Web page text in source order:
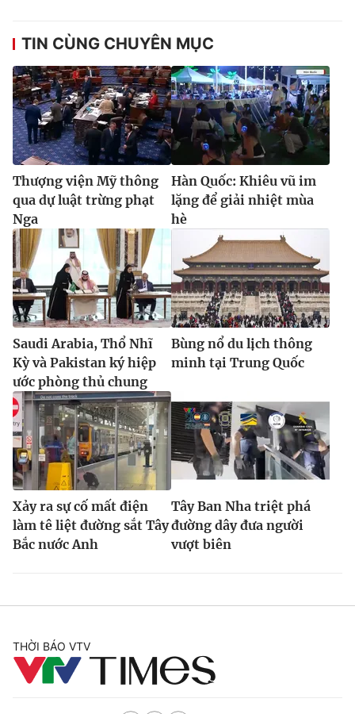
toasoan@vtv.vn
Liên hệ quảng cáo:024-7300.7108
® Cấm sao chép dưới mọi hình thức nếu không có sự chấp
thuận bằng văn bản. Ghi rõ nguồn VTV.vn khi phát hành lại
thông tin từ website này.
TIN CÙNG CHUYÊN MỤC
Thượng viện Mỹ thông
qua dự luật trừng phạt
Nga
Hàn Quốc: Khiêu vũ im
lặng để giải nhiệt mùa
hè
Saudi Arabia, Thổ Nhĩ
Kỳ và Pakistan ký hiệp
ước phòng thủ chung
Bùng nổ du lịch thông
minh tại Trung Quốc
Xảy ra sự cố mất điện
làm tê liệt đường sắt Tây
Bắc nước Anh
Tây Ban Nha triệt phá
đường dây đưa người
vượt biên
THỜI BÁO VTV